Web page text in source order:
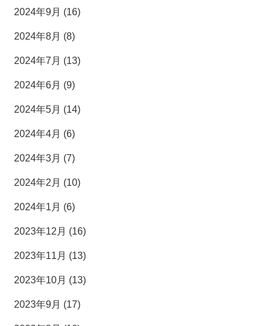
2024年9月 (16)
2024年8月 (8)
2024年7月 (13)
2024年6月 (9)
2024年5月 (14)
2024年4月 (6)
2024年3月 (7)
2024年2月 (10)
2024年1月 (6)
2023年12月 (16)
2023年11月 (13)
2023年10月 (13)
2023年9月 (17)